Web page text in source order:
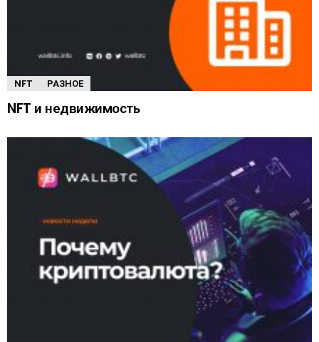
NFT РАЗНОЕ
NFT и недвижимость